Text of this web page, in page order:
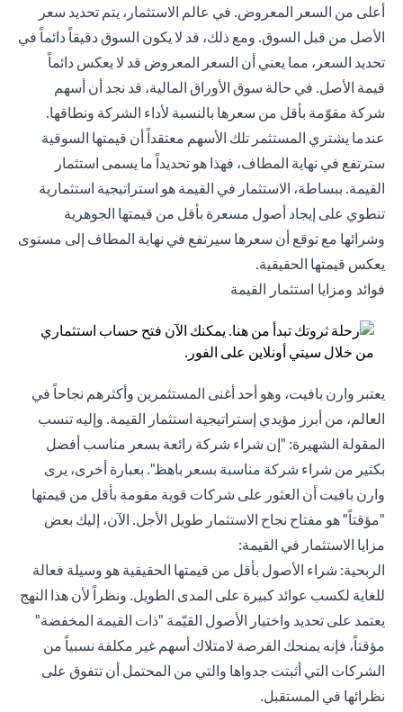
أعلى من السعر المعروض. في عالم الاستثمار، يتم تحديد سعر
الأصل من قبل السوق. ومع ذلك، قد لا يكون السوق دقيقاً دائماً في
تحديد السعر، مما يعني أن السعر المعروض قد لا يعكس دائماً
قيمة الأصل. في حالة سوق الأوراق المالية، قد نجد أن أسهم
شركة مقوّمة بأقل من سعرها بالنسبة لأداء الشركة ونطاقها.
عندما يشتري المستثمر تلك الأسهم معتقداً أن قيمتها السوقية
سترتفع في نهاية المطاف، فهذا هو تحديداً ما يسمى استثمار
القيمة. ببساطة، الاستثمار في القيمة هو استراتيجية استثمارية
تنطوي على إيجاد أصول مسعرة بأقل من قيمتها الجوهرية
وشرائها مع توقع أن سعرها سيرتفع في نهاية المطاف إلى مستوى
يعكس قيمتها الحقيقية.
فوائد ومزايا استثمار القيمة
يعتبر وارن بافيت، وهو أحد أغنى المستثمرين وأكثرهم نجاحاً في
العالم، من أبرز مؤيدي إستراتيجية استثمار القيمة. وإليه تنسب
المقولة الشهيرة: "إن شراء شركة رائعة بسعر مناسب أفضل
بكثير من شراء شركة مناسبة بسعر باهظ". بعبارة أخرى، يرى
وارن بافيت أن العثور على شركات قوية مقومة بأقل من قيمتها
"مؤقتاً" هو مفتاح نجاح الاستثمار طويل الأجل. الآن، إليك بعض
مزايا الاستثمار في القيمة:
الربحية: شراء الأصول بأقل من قيمتها الحقيقية هو وسيلة فعالة
للغاية لكسب عوائد كبيرة على المدى الطويل. ونظراً لأن هذا النهج
يعتمد على تحديد واختيار الأصول القيّمة "ذات القيمة المخفضة"
مؤقتاً، فإنه يمنحك الفرصة لامتلاك أسهم غير مكلفة نسبياً من
الشركات التي أثبتت جدواها والتي من المحتمل أن تتفوق على
نظرائها في المستقبل.